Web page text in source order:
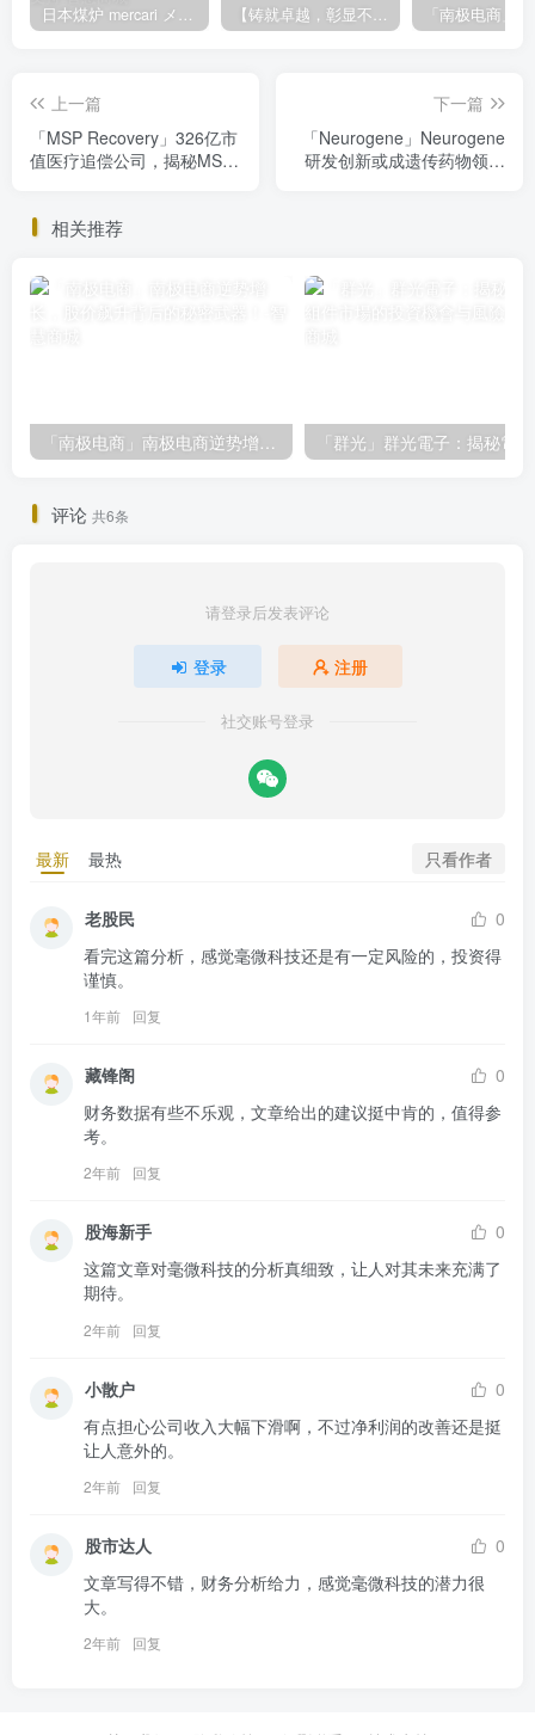
上一篇
「MSP Recovery」326亿市
值医疗追偿公司，揭秘MSP
下一篇
「Neurogene」Neurogene
研发创新或成遗传药物领域
相关推荐
「南极电商」南极电商逆势增长，股价飙升背后的秘密武器！
评论 共6条
请登录后发表评论
登录 注册
社交账号登录
最新 最热 只看作者
老股民
0
看完这篇分析，感觉毫微科技还是有一定风险的，投资得
谨慎。
1年前 回复
藏锋阁
0
财务数据有些不乐观，文章给出的建议挺中肯的，值得参
考。
2年前 回复
股海新手
0
这篇文章对毫微科技的分析真细致，让人对其未来充满了
期待。
2年前 回复
小散户
0
有点担心公司收入大幅下滑啊，不过净利润的改善还是挺
让人意外的。
2年前 回复
股市达人
0
文章写得不错，财务分析给力，感觉毫微科技的潜力很
大。
2年前 回复